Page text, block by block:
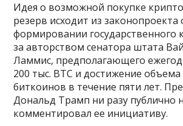
Идея о возможной покупке
резерв исходит из законопроекта
формировании государственного
за авторством сенатора штата
Ламмис, предполагающего
200 тыс. BTC и достижение
биткоинов в течение пяти лет.
Дональд Трамп ни разу публично
комментировал ее инициативу.